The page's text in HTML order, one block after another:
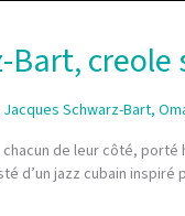
Bart,
Jacques Schwarz-Bart,
de leur côté,
d’un jazz cubain